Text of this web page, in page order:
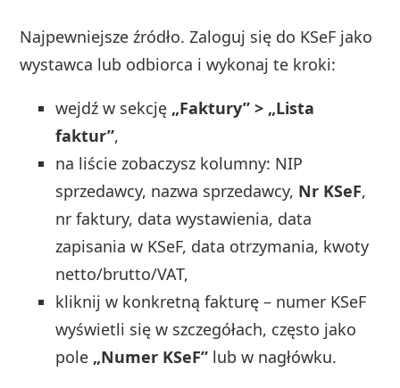
Najpewniejsze źródło. Zaloguj się do KSeF jako
wystawca lub odbiorca i wykonaj te kroki:
wejdź w sekcję „Faktury” > „Lista
faktur”,
na liście zobaczysz kolumny: NIP
sprzedawcy, nazwa sprzedawcy, Nr KSeF,
nr faktury, data wystawienia, data
zapisania w KSeF, data otrzymania, kwoty
netto/brutto/VAT,
kliknij w konkretną fakturę – numer KSeF
wyświetli się w szczegółach, często jako
pole „Numer KSeF” lub w nagłówku.